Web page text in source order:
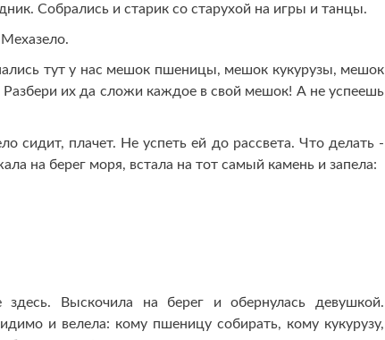
Собрались и старик со старухой на игры и танцы.
тут у нас мешок пшеницы, мешок кукурузы, мешок
их да сложи каждое в свой мешок! А не успеешь
сидит, плачет. Не успеть ей до рассвета. Что делать -
на берег моря, встала на тот самый камень и запела:
Выскочила на берег и обернулась девушкой.
и велела: кому пшеницу собирать, кому кукурузу,